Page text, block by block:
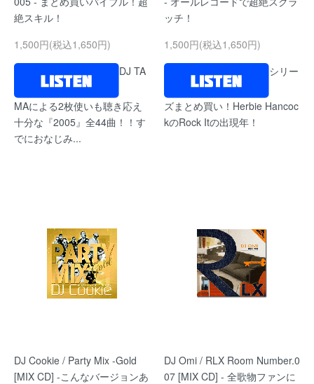
絶スキル！
1,500円(税込1,650円)
DJ TA
MAによる2枚使いも聴き応え
十分な『2005』全44曲！！す
でにおなじみ...
ッチ！
1,500円(税込1,650円)
シリー
ズまとめ買い！Herbie Hancoc
kのRock Itの出現年！
DJ Cookie / Party Mix -Gold
[MIX CD] -こんなバージョンあ
DJ Omi / RLX Room Number.0
07 [MIX CD] - 全歌物ファンに